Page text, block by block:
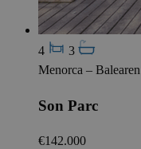
4
3
Menorca –
Son Parc
€142.000